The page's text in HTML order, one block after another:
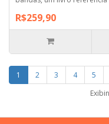
R$259,90
1 2 3 4 5